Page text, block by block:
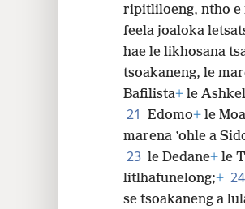
ripitliloeng, ntho e
feela joaloka
hae le likhosana
tsoakaneng, le
Bafilista+ le
21 Edomo+ le
marena ’ohle a
23 le Dedane+ le
litlhafunelong;+ 24
se tsoakaneng a